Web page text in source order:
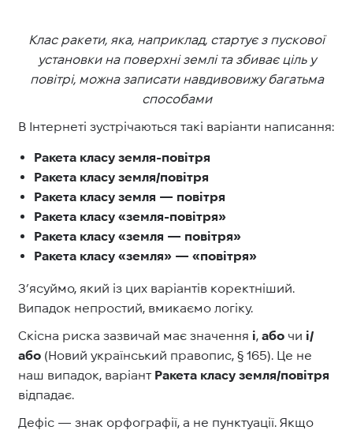
Клас ракети, яка, наприклад, стартує з пускової
установки на поверхні землі та збиває ціль у
повітрі, можна записати навдивовижу багатьма
способами
В Інтернеті зустрічаються такі варіанти написання:
Ракета класу земля-повітря
Ракета класу земля/повітря
Ракета класу земля — повітря
Ракета класу «земля-повітря»
Ракета класу «земля — повітря»
Ракета класу «земля» — «повітря»
З’ясуймо, який із цих варіантів коректніший.
Випадок непростий, вмикаємо логіку.
Скісна риска зазвичай має значення і, або чи і/
або (Новий український правопис, § 165). Це не
наш випадок, варіант Ракета класу земля/повітря
відпадає.
Дефіс — знак орфографії, а не пунктуації. Якщо